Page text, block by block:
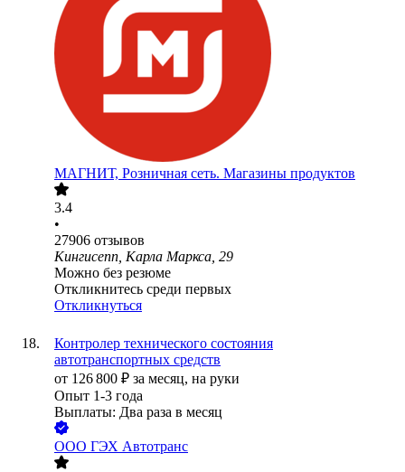
МАГНИТ, Розничная сеть. Магазины продуктов
3.4
•
27906 отзывов
Кингисепп, Карла Маркса, 29
Можно без резюме
Откликнитесь среди первых
Откликнуться
Контролер технического состояния
автотранспортных средств
от 126 800 ₽ за месяц, на руки
Опыт 1-3 года
Выплаты: Два раза в месяц
ООО ГЭХ Автотранс